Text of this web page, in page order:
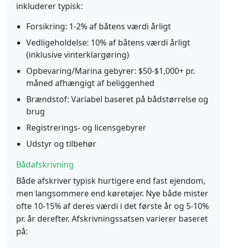
inkluderer typisk:
Forsikring: 1-2% af båtens værdi årligt
Vedligeholdelse: 10% af båtens værdi årligt
(inklusive vinterklargøring)
Opbevaring/Marina gebyrer: $50-$1,000+ pr.
måned afhængigt af beliggenhed
Brændstof: Variabel baseret på bådstørrelse og
brug
Registrerings- og licensgebyrer
Udstyr og tilbehør
Bådafskrivning
Både afskriver typisk hurtigere end fast ejendom,
men langsommere end køretøjer. Nye både mister
ofte 10-15% af deres værdi i det første år og 5-10%
pr. år derefter. Afskrivningssatsen varierer baseret
på: